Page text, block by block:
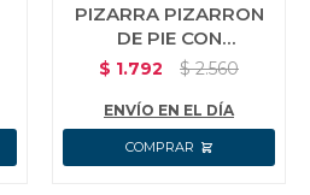
PIZARRA PIZARRON
DE PIE CON
ACCESORIOS
$ 1.792 $ 2.560
ENVÍO EN EL DÍA